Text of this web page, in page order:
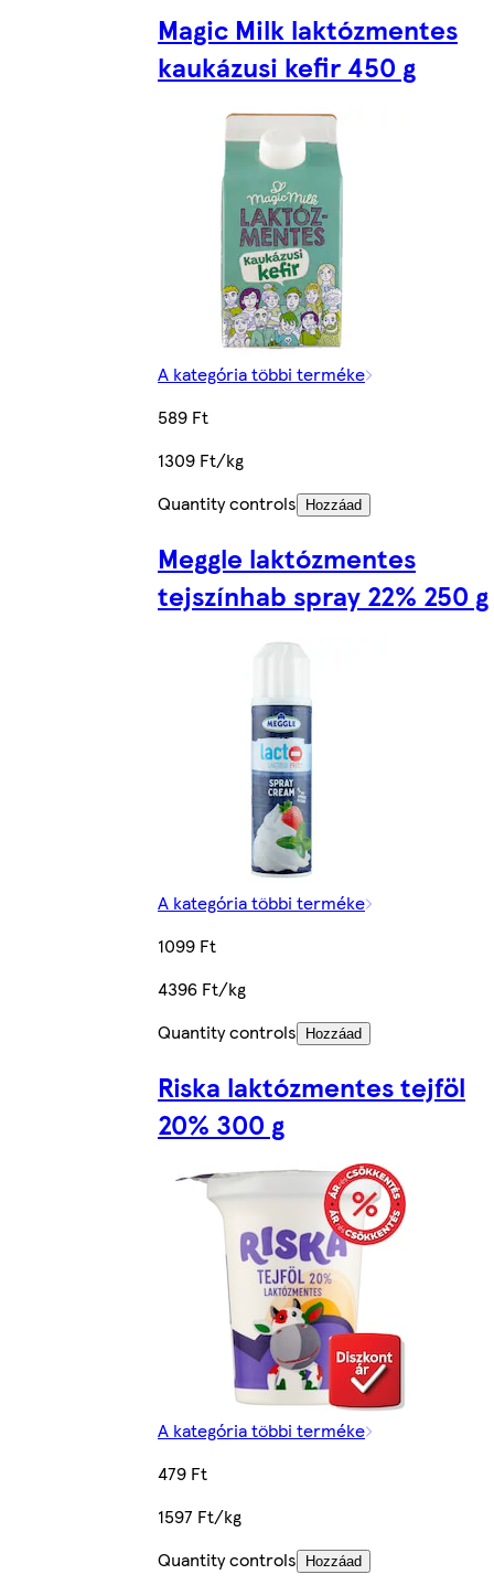
Magic Milk laktózmentes
kaukázusi kefir 450 g
A kategória többi terméke
589 Ft
1309 Ft/kg
Quantity controls
Hozzáad
Meggle laktózmentes
tejszínhab spray 22% 250 g
A kategória többi terméke
1099 Ft
4396 Ft/kg
Quantity controls
Hozzáad
Riska laktózmentes tejföl
20% 300 g
A kategória többi terméke
479 Ft
1597 Ft/kg
Quantity controls
Hozzáad